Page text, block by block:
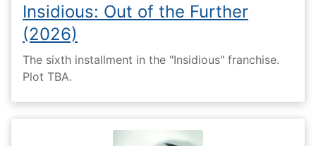
Insidious: Out of the Further
(2026)
The sixth installment in the "Insidious" franchise.
Plot TBA.